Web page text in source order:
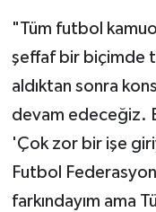
"Tüm futbol
şeffaf bir biçimde
aldıktan sonra
devam edeceğiz.
'Çok zor bir işe
Futbol
farkındayım ama